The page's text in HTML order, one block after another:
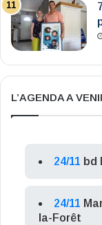
L’AGENDA A
24/11 bd
24/11
la-Forêt